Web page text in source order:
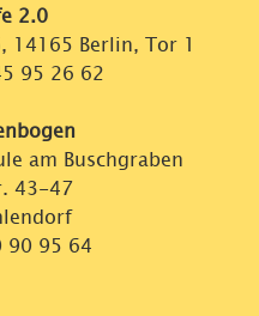
2.0
14165 Berlin, Tor 1
95 26 62
am Buschgraben
43-47
90 95 64